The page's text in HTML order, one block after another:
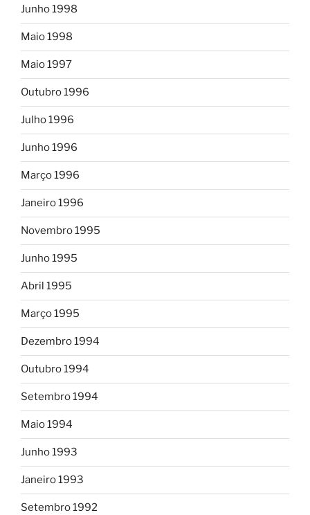
Junho 1998
Maio 1998
Maio 1997
Outubro 1996
Julho 1996
Junho 1996
Março 1996
Janeiro 1996
Novembro 1995
Junho 1995
Abril 1995
Março 1995
Dezembro 1994
Outubro 1994
Setembro 1994
Maio 1994
Junho 1993
Janeiro 1993
Setembro 1992